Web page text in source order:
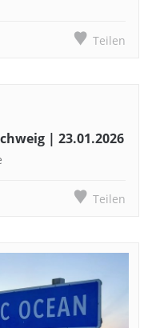
Teilen
| 23.01.2026
Teilen